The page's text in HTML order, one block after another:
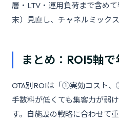
層・LTV・運用負荷まで含め
末）見直し、チャネルミック
まとめ：ROI5軸
OTA別ROIは「①実効コスト
手数料が低くても集客力が弱
す。自施設の戦略に合わせて